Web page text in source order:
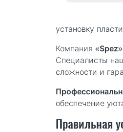
установку
Компания «Spez
Специалисты
сложности и
обеспечение
Правильная